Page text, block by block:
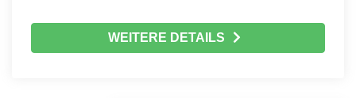
WEITERE DETAILS